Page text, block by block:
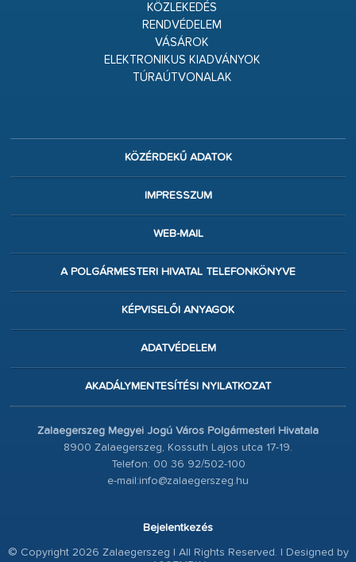
KÖZLEKEDÉS
RENDVÉDELEM
VÁSÁROK
ELEKTRONIKUS KIADVÁNYOK
TÚRAÚTVONALAK
KÖZÉRDEKŰ ADATOK
IMPRESSZUM
WEB-MAIL
A POLGÁRMESTERI HIVATAL TELEFONKÖNYVE
KÉPVISELŐI ANYAGOK
ADATVÉDELEM
AKADÁLYMENTESÍTÉSI NYILATKOZAT
Zalaegerszeg Megyei Jogú Város Polgármesteri Hivatala
8900 Zalaegerszeg, Kossuth Lajos utca 17-19.
Telefon: 00 36 92/502-100
e-mail:info@zalaegerszeg.hu
Bejelentkezés
© Copyright 2026 Zalaegerszeg | All Rights Reserved. | Designed by